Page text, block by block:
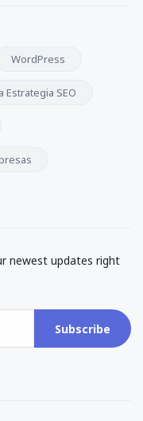
WordPress
Estrategia SEO
newest updates right
Subscribe